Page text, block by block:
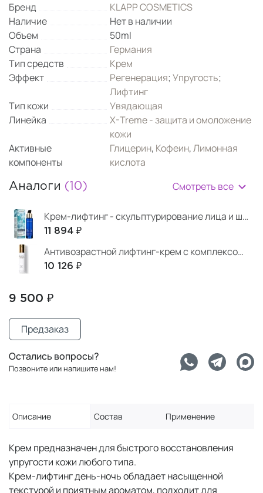
Бренд
KLAPP COSMETICS
Наличие
Нет в наличии
Объем
50ml
Страна
Германия
Тип средств
Крем
Эффект
Регенерация;Упругость;
Лифтинг
Тип кожи
Увядающая
Линейка
X-Treme - защита и омоложение
кожи
Активные
компоненты
Глицерин, Кофеин,Лимонная
кислота
Аналоги (10) Смотреть все
Крем-лифтинг - скульптурирование лица и шеи
11 894 ₽
Антивозрастной лифтинг-крем с комплексом Cellular Regeneration
10 126 ₽
9 500 ₽
Предзаказ
Остались вопросы?
Позвоните или напишите нам!
Описание Состав Применение
Крем предназначен для быстрого восстановления
упругости кожи любого типа.
Крем-лифтинг день-ночь обладает насыщенной
текстурой и приятным ароматом, подходит для